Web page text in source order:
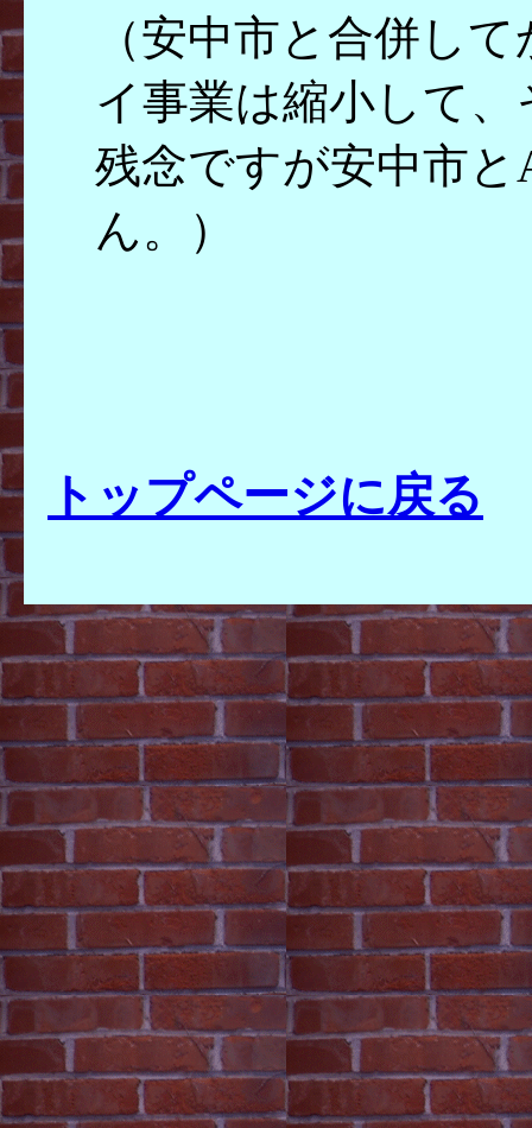
（安中市と合併し
イ事業は縮小して
残念ですが安中市
ん。）
トップページに戻る